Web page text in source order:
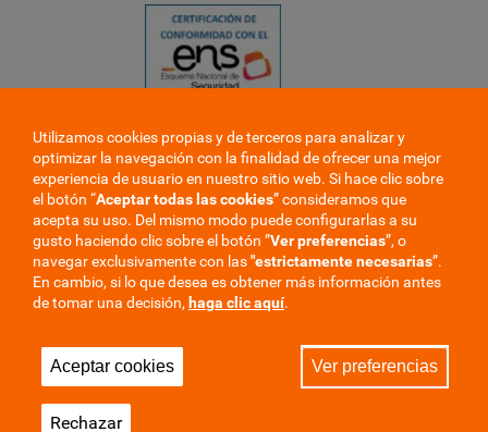
❮
❯
Privacidad Cookies
Aviso Legal
Utilizamos cookies propias y de terceros para analizar y
optimizar la navegación con la finalidad de ofrecer una mejor
experiencia de usuario en nuestro sitio web. Si hace clic sobre
el botón “Aceptar todas las cookies” consideramos que
acepta su uso. Del mismo modo puede configurarlas a su
gusto haciendo clic sobre el botón ”Ver preferencias”, o
navegar exclusivamente con las"estrictamentenecesarias”.
En cambio, si lo que desea es obtener más información antes
de tomar una decisión, haga clic aquí.
Aceptar cookies Ver preferencias
Rechazar